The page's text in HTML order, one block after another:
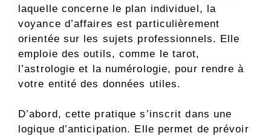
laquelle concerne le plan individuel, la
voyance d’affaires est particulièrement
orientée sur les sujets professionnels. Elle
emploie des outils, comme le tarot,
l’astrologie et la numérologie, pour rendre à
votre entité des données utiles.
D’abord, cette pratique s’inscrit dans une
logique d’anticipation. Elle permet de prévoir